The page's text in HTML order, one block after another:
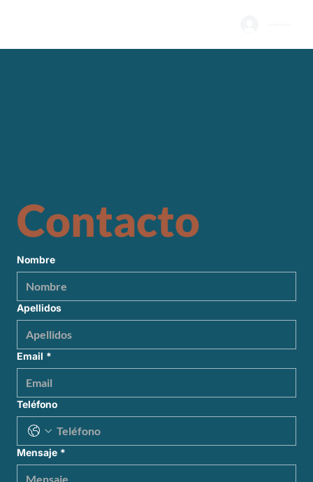
Contacto
Nombre
Apellidos
Email *
Teléfono
Mensaje *